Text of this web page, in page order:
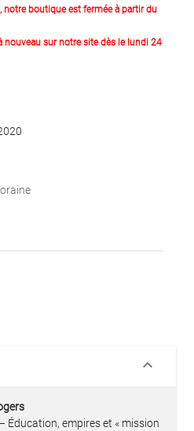
notre boutique est fermée à partir du
nouveau sur notre site dès le lundi 24
keyboard_arrow_down
Éducation, empires et « mission